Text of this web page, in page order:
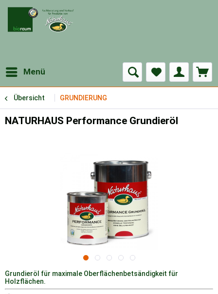
Menü
Übersicht GRUNDIERUNG
NATURHAUS Performance Grundieröl
Grundieröl für maximale Oberflächenbetsändigkeit für
Holzflächen.